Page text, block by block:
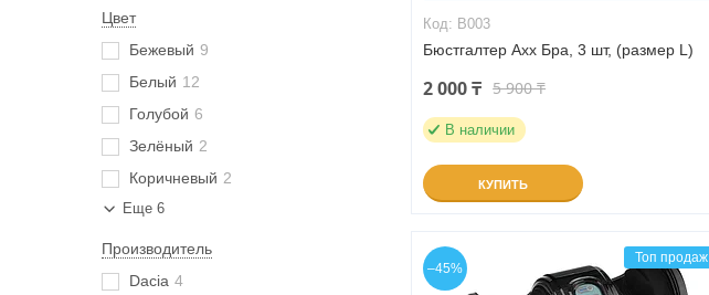
Цвет
Бежевый 9
Белый 12
Голубой 6
Зелёный 2
Коричневый 2
Еще 6
Производитель
Dacia 4
B003
Бюстгалтер Ахх Бра, 3 шт, (размер L)
2 000 ₸ 5 900 ₸
В наличии
КУПИТЬ
Топ продаж
–45%